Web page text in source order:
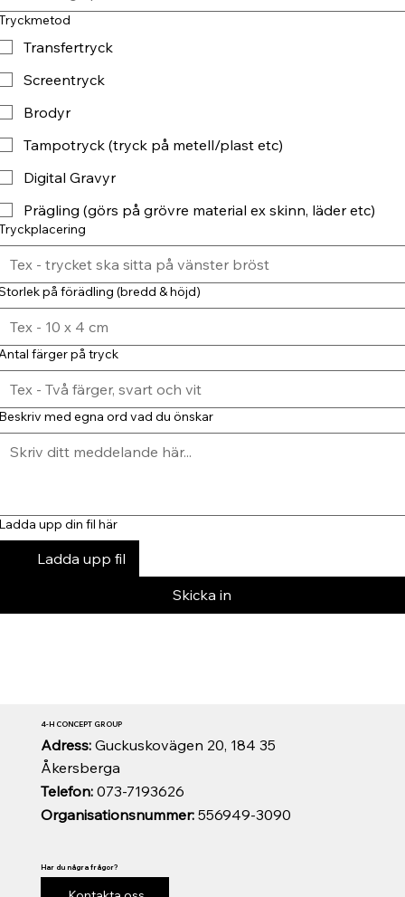
Transfertryck
Screentryck
Brodyr
Tampotryck (tryck på metell/plast etc)
Digital Gravyr
Prägling (görs på grövre material ex skinn, läder etc)
på förädling (bredd & höjd)
färger på tryck
med egna ord vad du önskar
upp din fil här
Ladda upp fil
Skicka in
Organisationsnummer:556949-3090
Telefon:073-7193626
Adress: Guckuskovägen 20, 184 35
Åkersberga
4-H CONCEPT GROUP
Har du några frågor?